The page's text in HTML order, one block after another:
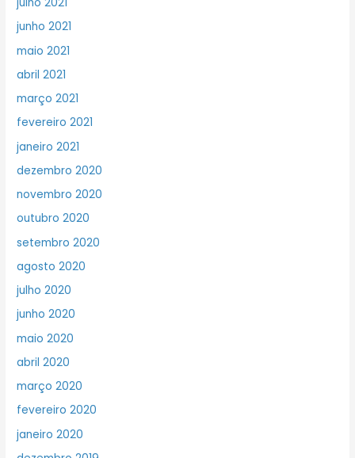
junho 2021
maio 2021
abril 2021
março 2021
fevereiro 2021
janeiro 2021
dezembro 2020
novembro 2020
outubro 2020
setembro 2020
agosto 2020
julho 2020
junho 2020
maio 2020
abril 2020
março 2020
fevereiro 2020
janeiro 2020